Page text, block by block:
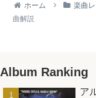
ホーム 楽曲
曲解説
Album Ranking
ア